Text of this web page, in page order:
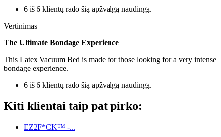
6 iš 6 klientų rado šią apžvalgą naudingą.
Vertinimas
The Ultimate Bondage Experience
This Latex Vacuum Bed is made for those looking for a very intense
bondage experience.
6 iš 6 klientų rado šią apžvalgą naudingą.
Kiti klientai taip pat pirko:
EZ2F*CK™ -...